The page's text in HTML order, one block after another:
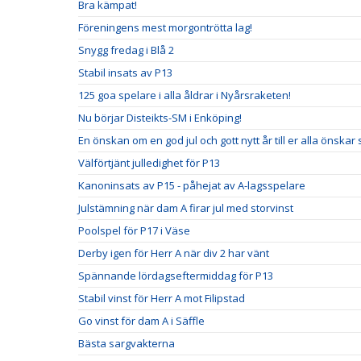
Bra kämpat!
Föreningens mest morgontrötta lag!
Snygg fredag i Blå 2
Stabil insats av P13
125 goa spelare i alla åldrar i Nyårsraketen!
Nu börjar Disteikts-SM i Enköping!
En önskan om en god jul och gott nytt år till er alla önskar
Välförtjänt julledighet för P13
Kanoninsats av P15 - påhejat av A-lagsspelare
Julstämning när dam A firar jul med storvinst
Poolspel för P17 i Väse
Derby igen för Herr A när div 2 har vänt
Spännande lördagseftermiddag för P13
Stabil vinst för Herr A mot Filipstad
Go vinst för dam A i Säffle
Bästa sargvakterna